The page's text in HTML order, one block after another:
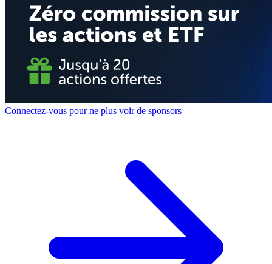
Connectez-vous pour ne plus voir de sponsors